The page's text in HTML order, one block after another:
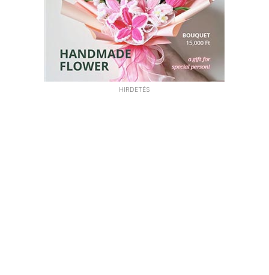
HIRDETÉS